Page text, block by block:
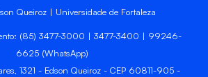
Queiroz | Universidade de Fortaleza
(85) 3477-3000 | 3477-3400 | 99246-
6625 (WhatsApp)
1321 - Edson Queiroz - CEP 60811-905 -